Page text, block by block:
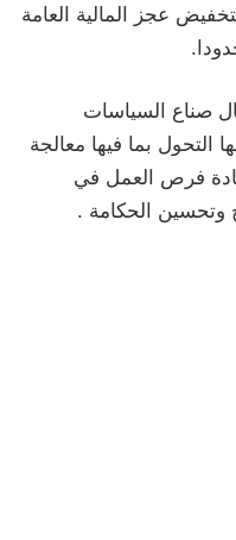
عجز المالية العامة
صناع السياسات
التحول بما فيها معالجة
فرص العمل في
وتحسين الحكامة .